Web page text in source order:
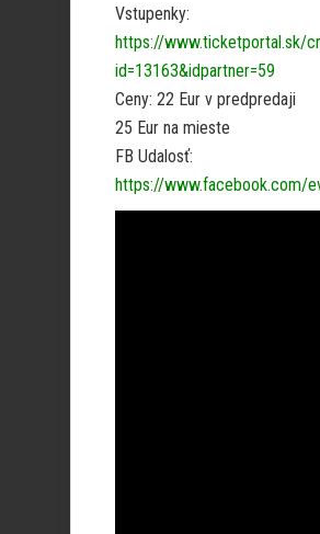
Vstupenky:
https://www.ticketportal.sk/
id=13163&idpartner=59
Ceny: 22 Eur v predpredaji
25 Eur na mieste
FB Udalosť:
https://www.facebook.com/